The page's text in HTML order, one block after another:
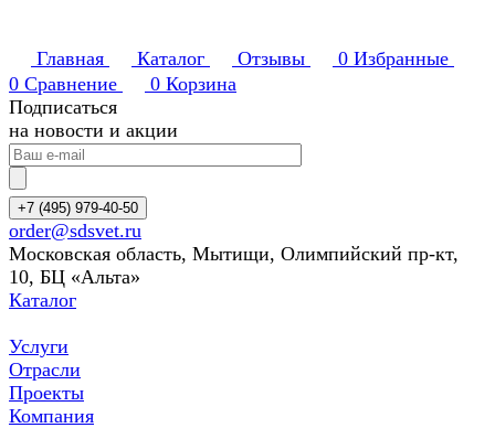
Главная Каталог Отзывы 0 Избранные
0 Сравнение 0 Корзина
Подписаться
на новости и акции
+7 (495) 979-40-50
order@sdsvet.ru
Московская область, Мытищи, Олимпийский пр-кт,
10, БЦ «Альта»
Каталог
Услуги
Отрасли
Проекты
Компания